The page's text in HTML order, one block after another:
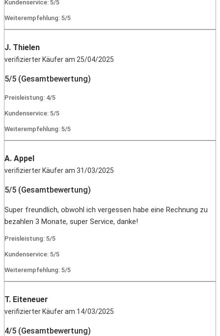
Kundenservice: 5/5
Weiterempfehlung: 5/5
J. Thielen
verifizierter Käufer am 25/04/2025
5/5 (Gesamtbewertung)
Preisleistung: 4/5
Kundenservice: 5/5
Weiterempfehlung: 5/5
A. Appel
verifizierter Käufer am 31/03/2025
5/5 (Gesamtbewertung)
Super freundlich, obwohl ich vergessen habe eine Rechnung zu
bezahlen 3 Monate, super Service, danke!
Preisleistung: 5/5
Kundenservice: 5/5
Weiterempfehlung: 5/5
T. Eiteneuer
verifizierter Käufer am 14/03/2025
4/5 (Gesamtbewertung)